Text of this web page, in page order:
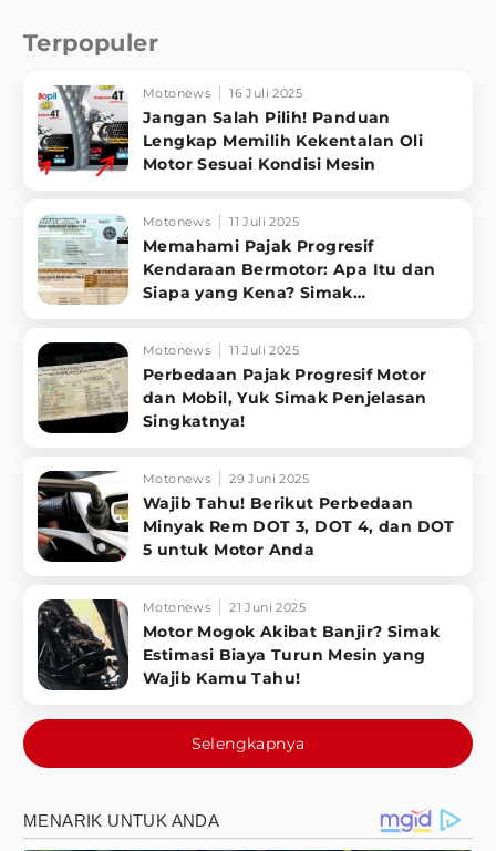
Terpopuler
Motonews 16 Juli 2025
Jangan Salah Pilih! Panduan
Lengkap Memilih Kekentalan Oli
Motor Sesuai Kondisi Mesin
Motonews 11 Juli 2025
Memahami Pajak Progresif
Kendaraan Bermotor: Apa Itu dan
Siapa yang Kena? Simak
Motonews 11 Juli 2025
Perbedaan Pajak Progresif Motor
dan Mobil, Yuk Simak Penjelasan
Singkatnya!
Motonews 29 Juni 2025
Wajib Tahu! Berikut Perbedaan
Minyak Rem DOT 3, DOT 4, dan DOT
5 untuk Motor Anda
Motonews 21 Juni 2025
Motor Mogok Akibat Banjir? Simak
Estimasi Biaya Turun Mesin yang
Wajib Kamu Tahu!
Selengkapnya